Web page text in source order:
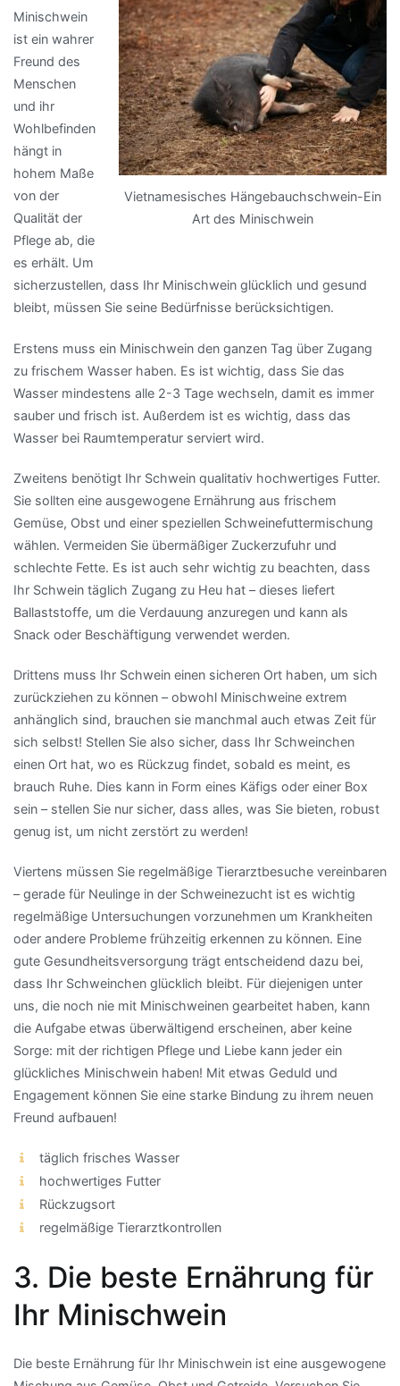
Vietnamesisches Hängebauchschwein-Ein
Art des Minischwein
Minischwein
ist ein wahrer
Freund des
Menschen
und ihr
Wohlbefinden
hängt in
hohem Maße
von der
Qualität der
Pflege ab, die
es erhält. Um
sicherzustellen, dass Ihr Minischwein glücklich und gesund
bleibt, müssen Sie seine Bedürfnisse berücksichtigen.
Erstens muss ein Minischwein den ganzen Tag über Zugang
zu frischem Wasser haben. Es ist wichtig, dass Sie das
Wasser mindestens alle 2-3 Tage wechseln, damit es immer
sauber und frisch ist. Außerdem ist es wichtig, dass das
Wasser bei Raumtemperatur serviert wird.
Zweitens benötigt Ihr Schwein qualitativ hochwertiges Futter.
Sie sollten eine ausgewogene Ernährung aus frischem
Gemüse, Obst und einer speziellen Schweinefuttermischung
wählen. Vermeiden Sie übermäßiger Zuckerzufuhr und
schlechte Fette. Es ist auch sehr wichtig zu beachten, dass
Ihr Schwein täglich Zugang zu Heu hat – dieses liefert
Ballaststoffe, um die Verdauung anzuregen und kann als
Snack oder Beschäftigung verwendet werden.
Drittens muss Ihr Schwein einen sicheren Ort haben, um sich
zurückziehen zu können – obwohl Minischweine extrem
anhänglich sind, brauchen sie manchmal auch etwas Zeit für
sich selbst! Stellen Sie also sicher, dass Ihr Schweinchen
einen Ort hat, wo es Rückzug findet, sobald es meint, es
brauch Ruhe. Dies kann in Form eines Käfigs oder einer Box
sein – stellen Sie nur sicher, dass alles, was Sie bieten, robust
genug ist, um nicht zerstört zu werden!
Viertens müssen Sie regelmäßige Tierarztbesuche vereinbaren
– gerade für Neulinge in der Schweinezucht ist es wichtig
regelmäßige Untersuchungen vorzunehmen um Krankheiten
oder andere Probleme frühzeitig erkennen zu können. Eine
gute Gesundheitsversorgung trägt entscheidend dazu bei,
dass Ihr Schweinchen glücklich bleibt. Für diejenigen unter
uns, die noch nie mit Minischweinen gearbeitet haben, kann
die Aufgabe etwas überwältigend erscheinen, aber keine
Sorge: mit der richtigen Pflege und Liebe kann jeder ein
glückliches Minischwein haben! Mit etwas Geduld und
Engagement können Sie eine starke Bindung zu ihrem neuen
Freund aufbauen!
täglich frisches Wasser
hochwertiges Futter
Rückzugsort
regelmäßige Tierarztkontrollen
3. Die beste Ernährung für
Ihr Minischwein
Die beste Ernährung für Ihr Minischwein ist eine ausgewogene